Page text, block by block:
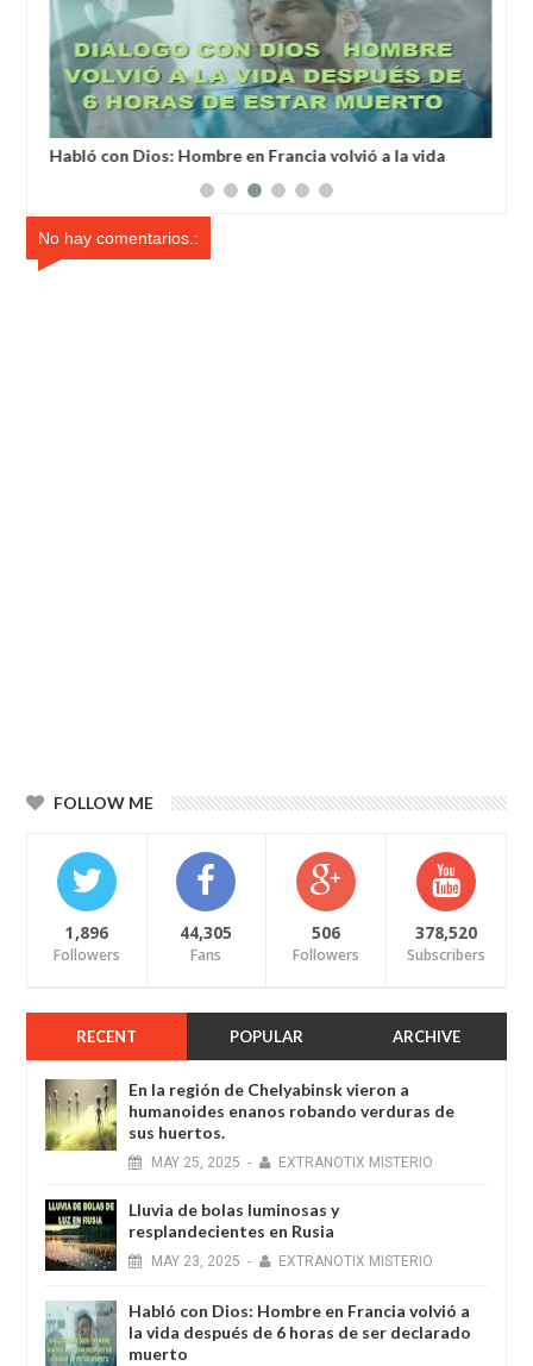
Habló con Dios: Hombre en Francia volvió a la vida
No hay comentarios.:
FOLLOW ME
1,896
Followers
44,305
Fans
506
Followers
378,520
Subscribers
RECENT POPULAR ARCHIVE
En la región de Chelyabinsk vieron a
humanoides enanos robando verduras de
sus huertos.
MAY 25, 2025 - EXTRANOTIX MISTERIO
Lluvia de bolas luminosas y
resplandecientes en Rusia
MAY 23, 2025 - EXTRANOTIX MISTERIO
Habló con Dios: Hombre en Francia volvió a
la vida después de 6 horas de ser declarado
muerto